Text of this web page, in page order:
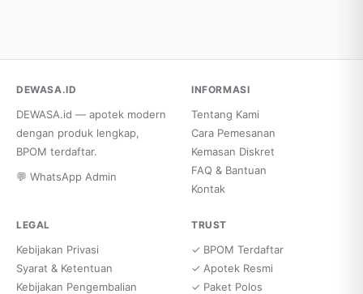
DEWASA.ID
DEWASA.id — apotek modern
dengan produk lengkap,
BPOM terdaftar.
💬 WhatsApp Admin
INFORMASI
Tentang Kami
Cara Pemesanan
Kemasan Diskret
FAQ & Bantuan
Kontak
LEGAL
Kebijakan Privasi
Syarat & Ketentuan
Kebijakan Pengembalian
TRUST
✓ BPOM Terdaftar
✓ Apotek Resmi
✓ Paket Polos